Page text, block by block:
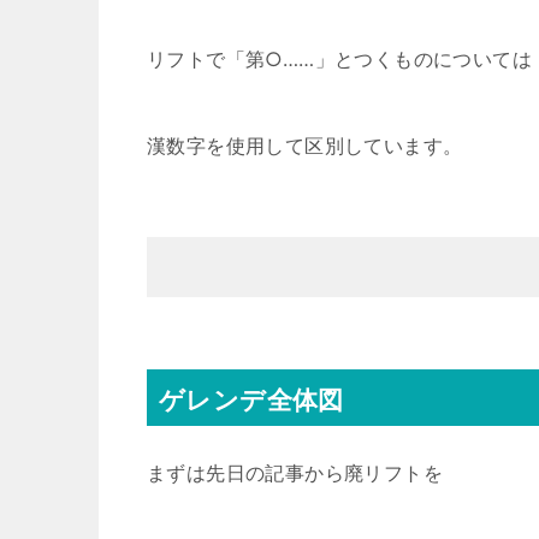
リフトで「第○……」とつくものについては
漢数字を使用して区別しています。
ゲレンデ全体図
まずは先日の記事から廃リフトを